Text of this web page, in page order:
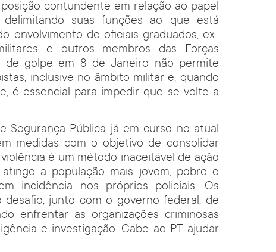
contundente em relação ao papel
suas funções ao que está
envolvimento de oficiais graduados, ex-
e outros membros das Forças
de golpe em 8 de Janeiro não permite
inclusive no âmbito militar e, quando
é essencial para impedir que se volte a
Segurança Pública já em curso no atual
medidas com o objetivo de consolidar
é um método inaceitável de ação
a população mais jovem, pobre e
incidência nos próprios policiais. Os
junto com o governo federal, de
enfrentar as organizações criminosas
e investigação. Cabe ao PT ajudar